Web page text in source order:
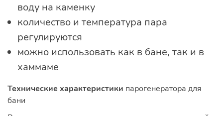
воду на каменку
количество и температура пара
регулируются
можно использовать как в бане, так и в
хаммаме
Технические характеристики парогенератора для
бани